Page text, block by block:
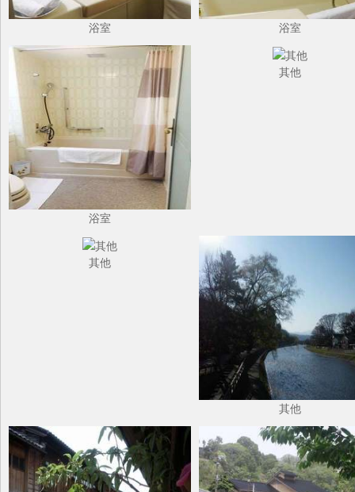
浴室 浴室
浴室
其他
其他
其他